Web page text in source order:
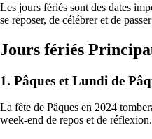
Les jours fériés sont des dates
se reposer, de célébrer et de
Jours fériés
1. Pâques et Lundi de
La fête de Pâques en 2024
week-end de repos et de réflexion.